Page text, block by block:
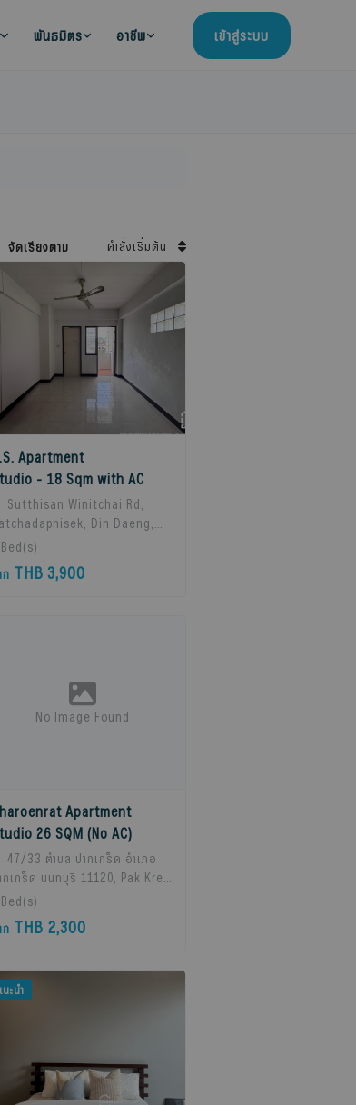
พันธมิตร อาชีพ เข้าสู่ระบบ
จัดเรียงตาม คำสั่งเริ่มต้น
Apartment
- 18 Sqm with AC
Sutthisan Winitchai Rd,
Din Daeng,
10400, Huai Khwang,
Bed(s)
ก THB 3,900
No Image Found
Apartment
26 SQM (No AC)
47/33 ตำบล ปากเกร็ด อำเภอ
กเกร็ด นนทบุรี 11120, Pak Kret,
Bangkok, Thailand
Bed(s)
ก THB 2,300
นะนำ